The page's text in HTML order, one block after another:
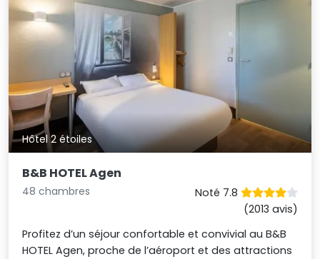
Hôtel 2 étoiles
B&B HOTEL Agen
48 chambres
Noté 7.8
(2013 avis)
Profitez d’un séjour confortable et convivial au B&B
HOTEL Agen, proche de l’aéroport et des attractions